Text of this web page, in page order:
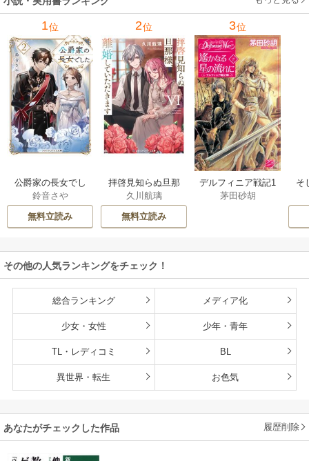
1位
公爵家の長女でし
た
鈴音さや
無料立読み
2位
拝啓見知らぬ旦那
様、離婚していた
だきます
久川航璃
無料立読み
3位
デルフィニア戦記1
茅田砂胡
そ
その他の人気ランキングをチェック！
総合ランキング メディア化
少女・女性 少年・青年
TL・レディコミ BL
異世界・転生 お色気
あなたがチェックした作品 履歴削除